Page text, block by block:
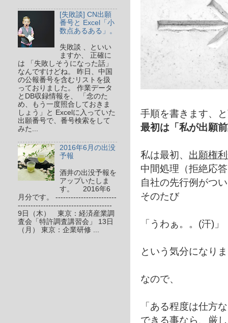
手順を書きます、
最初は「私が出願
私は最初、 出願権
中間処理（拒絶応
自社の先行例がつ
そのたび
「うわぁ。。(汗)」
という気分になり
なので、
「ある程度は仕方
できる事なら、厳
[失敗談] CN出願
番号と Excel「小
数点あるある」。
失敗談 、といい
ますか、 正確に
は 「失敗しそうになった話」
なんですけどね。 昨日、中国
の公報番号を含むリストを扱
っておりました。 作業データ
とDB収録情報を、 「念のた
め、もう一度照合しておきま
しょう」と Excelに入っていた
出願番号で、番号検索をして
みた...
2016年6月の出没
予報
酒井の出没予報を
アップいたしま
す。 2016年6
月分です。 ------------------------
-------------------------------------
9日（木） 東京：経済産業調
査会「特許調査講習会」 13日
（月） 東京：企業研修 ...